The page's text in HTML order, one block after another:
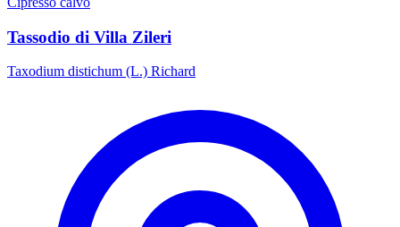
Tassodio di Villa Zileri
Taxodium distichum (L.) Richard